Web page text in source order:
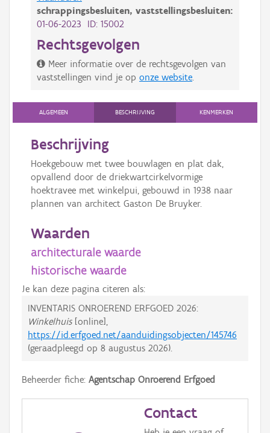
schrappingsbesluiten, vaststellingsbesluiten:
01-06-2023 ID: 15002
Rechtsgevolgen
Meer informatie over de rechtsgevolgen van
vaststellingen vind je op onze website
ALGEMEEN BESCHRIJVING KENMERKEN
Beschrijving
Hoekgebouw met twee bouwlagen en plat dak,
opvallend door de driekwartcirkelvormige
hoektravee met winkelpui, gebouwd in 1938 naar
plannen van architect Gaston De Bruyker.
Waarden
architecturale waarde
historische waarde
Je kan deze pagina citeren als:
INVENTARIS ONROEREND ERFGOED 2026:
Winkelhuis[online],
https://id.erfgoed.net/aanduidingsobjecten/145746
(geraadpleegd op 8 augustus 2026).
Beheerder fiche: Agentschap Onroerend Erfgoed
Contact